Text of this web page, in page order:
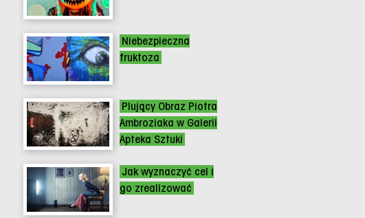
Niebezpieczna
fruktoza
Plujący Obraz Piotra
Ambroziaka w Galerii
Apteka Sztuki
Jak wyznaczyć cel i
go zrealizować